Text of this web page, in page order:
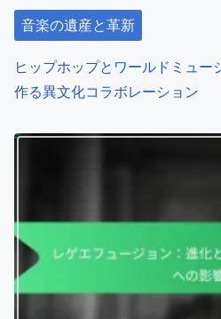
音楽の遺産と革新
ヒップホップとワールドミュー
作る異文化コラボレーション